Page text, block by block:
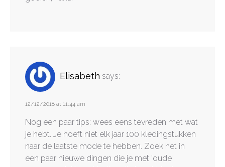
Elisabeth says:
12/12/2018 at 11:44 am
Nog een paar tips: wees eens tevreden met wat
je hebt. Je hoeft niet elk jaar 100 kledingstukken
naar de laatste mode te hebben. Zoek het in
een paar nieuwe dingen die je met ‘oude’